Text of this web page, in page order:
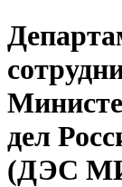
дел
(ДЭС